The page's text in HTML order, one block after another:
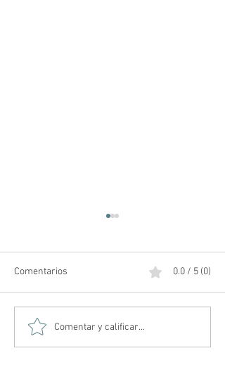
Amos del Universo | Teaser
Tráiler
Comentarios 0.0 / 5 (0)
Comentar y calificar...